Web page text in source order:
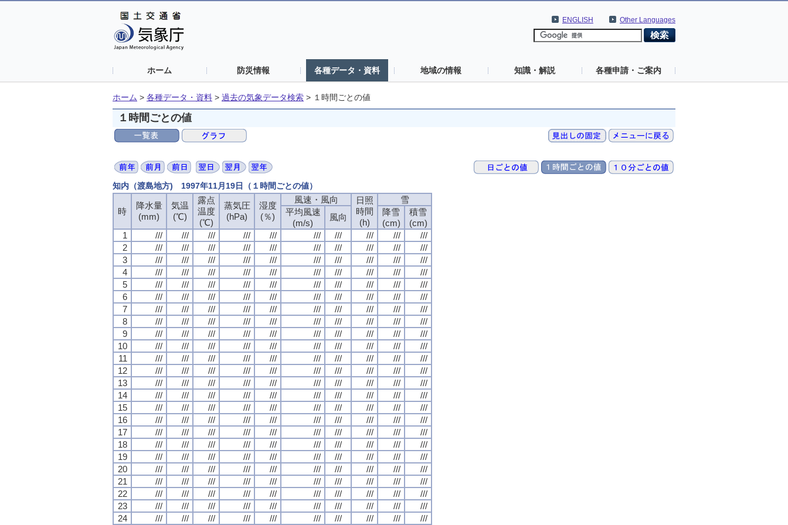
Other Languages
ENGLISH
ホーム 防災情報 各種データ・資料 地域の情報 知識・解説 各種申請・ご案内
ホーム > 各種データ・資料 > 過去の気象データ検索 > １時間ごとの値
１時間ごとの値
知内（渡島地方) 1997年11月19日（１時間ごとの値）
時
降水量
(mm)
気温
(℃)
露点
温度
(℃)
蒸気圧
(hPa)
湿度
(％)
風速・風向
日照
時間
(h)
雪
平均風速
(m/s)
風向
降雪
(cm)
積雪
(cm)
1
/// /// /// /// /// /// /// /// ///
///
2
/// /// /// /// /// /// /// /// ///
///
3
/// /// /// /// /// /// /// /// ///
///
4
/// /// /// /// /// /// /// /// ///
///
5
/// /// /// /// /// /// /// /// ///
///
6
/// /// /// /// /// /// /// /// ///
///
7
/// /// /// /// /// /// /// /// ///
///
8
/// /// /// /// /// /// /// /// ///
///
9
/// /// /// /// /// /// /// /// ///
///
10
/// /// /// /// /// /// /// /// ///
///
11
/// /// /// /// /// /// /// /// ///
///
12
/// /// /// /// /// /// /// /// ///
///
13
/// /// /// /// /// /// /// /// ///
///
14
/// /// /// /// /// /// /// /// ///
///
15
/// /// /// /// /// /// /// /// ///
///
16
/// /// /// /// /// /// /// /// ///
///
17
/// /// /// /// /// /// /// /// ///
///
18
/// /// /// /// /// /// /// /// ///
///
19
/// /// /// /// /// /// /// /// ///
///
20
/// /// /// /// /// /// /// /// ///
///
21
/// /// /// /// /// /// /// /// ///
///
22
/// /// /// /// /// /// /// /// ///
///
23
/// /// /// /// /// /// /// /// ///
///
24
/// /// /// /// /// /// /// /// /// ///